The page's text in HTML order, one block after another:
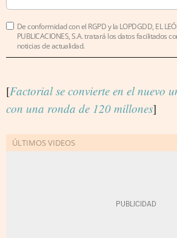
De conformidad con el RGPD y la LOPDGDD, EL
PUBLICACIONES, S.A. tratará los datos facilitados
noticias de actualidad.
[Factorial se convierte en el nuevo
con una ronda de 120 millones]